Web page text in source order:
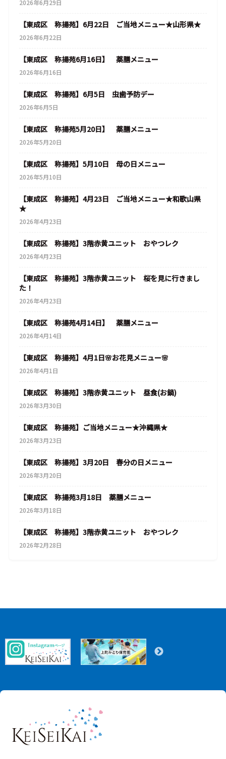
2026年6月29日
【東成区 称揚苑】6月22日 ご当地メニュー★山形県★
2026年6月22日
【東成区 称揚苑6月16日】 薬膳メニュー
2026年6月16日
【東成区 称揚苑】6月5日 虫歯予防デー
2026年6月5日
【東成区 称揚苑5月20日】 薬膳メニュー
2026年5月20日
【東成区 称揚苑】5月10日 母の日メニュー
2026年5月10日
【東成区 称揚苑】4月23日 ご当地メニュー★和歌山県
★
2026年4月23日
【東成区 称揚苑】3階赤黄ユニット おやつレク
2026年4月23日
【東成区 称揚苑】3階赤黄ユニット 桜を見に行きまし
た！
2026年4月23日
【東成区 称揚苑4月14日】 薬膳メニュー
2026年4月14日
【東成区 称揚苑】4月1日🌸お花見メニュー🌸
2026年4月1日
【東成区 称揚苑】3階赤黄ユニット 昼食(お鍋)
2026年3月30日
【東成区 称揚苑】ご当地メニュー★沖縄県★
2026年3月23日
【東成区 称揚苑】3月20日 春分の日メニュー
2026年3月20日
【東成区 称揚苑3月18日 薬膳メニュー
2026年3月18日
【東成区 称揚苑】3階赤黄ユニット おやつレク
2026年2月28日